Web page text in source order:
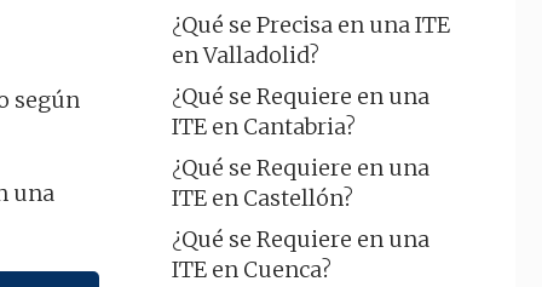
según
una
¿Qué se Precisa en una ITE
en Valladolid?
¿Qué se Requiere en una
ITE en Cantabria?
¿Qué se Requiere en una
ITE en Castellón?
¿Qué se Requiere en una
ITE en Cuenca?